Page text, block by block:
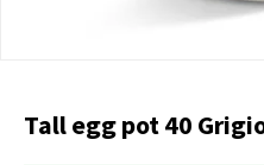
Tall egg pot 40